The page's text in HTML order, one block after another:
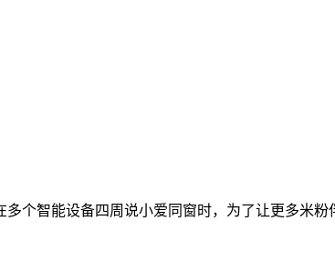
个智能设备四周说小爱同窗时，为了让更多米粉